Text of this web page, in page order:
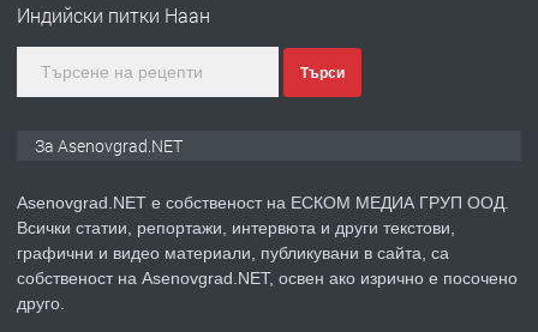
преди 2 години
ПРЕДЛАГА
Давам индивидуалани уроци по
Индийски питки Наан
Търси
За Asenovgrad.NET
Asenovgrad.NET е собственост на ЕСКОМ МЕДИА ГРУП ООД.
Всички статии, репортажи, интервюта и други текстови,
графични и видео материали, публикувани в сайта, са
собственост на Asenovgrad.NET, освен ако изрично е посочено
друго.